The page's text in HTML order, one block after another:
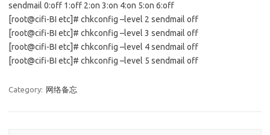
sendmail 0:off 1:off 2:on 3:on 4:on 5:on 6:off
[root@cifi-BI etc]# chkconfig –level 2 sendmail off
[root@cifi-BI etc]# chkconfig –level 3 sendmail off
[root@cifi-BI etc]# chkconfig –level 4 sendmail off
[root@cifi-BI etc]# chkconfig –level 5 sendmail off
Category: 网络备忘